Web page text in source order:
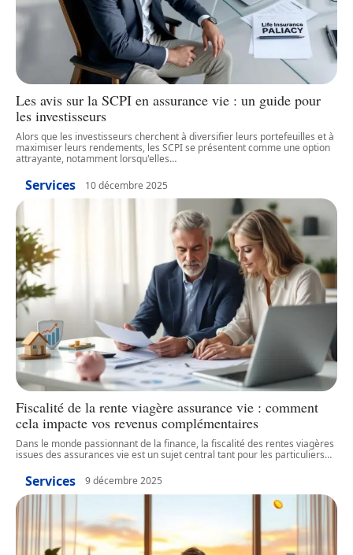
Les avis sur la SCPI en assurance vie : un guide pour
les investisseurs
Alors que les investisseurs cherchent à diversifier leurs portefeuilles et à
maximiser leurs rendements, les SCPI se présentent comme une option
attrayante, notamment lorsqu'elles…
Services 10 décembre 2025
Fiscalité de la rente viagère assurance vie : comment
cela impacte vos revenus complémentaires
Dans le monde passionnant de la finance, la fiscalité des rentes viagères
issues des assurances vie est un sujet central tant pour les particuliers…
Services 9 décembre 2025